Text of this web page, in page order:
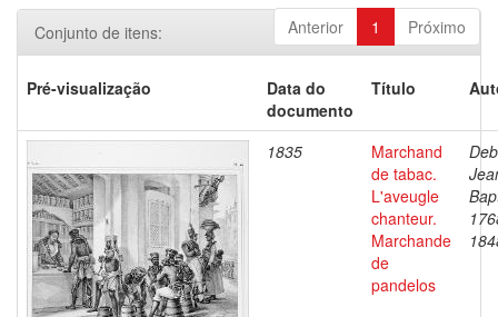
Anterior 1 Próximo
Conjunto de itens:
Pré-visualização
Data do
documento
Título
1835
Marchand
de tabac.
L'aveugle
chanteur.
Marchande
de
pandelos